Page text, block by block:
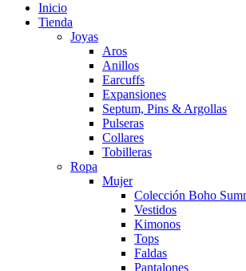
Inicio
Tienda
Joyas
Aros
Anillos
Earcuffs
Expansiones
Septum, Pins & Argollas
Pulseras
Collares
Tobilleras
Ropa
Mujer
Colección Boho
Vestidos
Kimonos
Tops
Faldas
Pantalones